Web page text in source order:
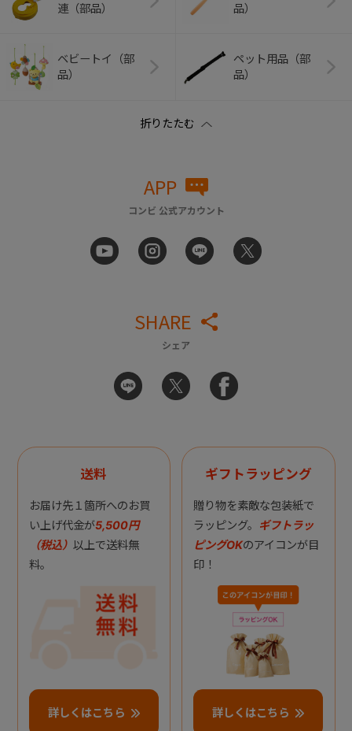
連（部品）
品）
ベビートイ（部
品）
ペット用品（部
品）
APP
コンビ 公式アカウント
SHARE
シェア
送料
お届け先１箇所へのお買
い上げ代金が5,500円
（税込） 以上で送料無
料。
詳しくはこちら
ギフトラッピング
贈り物を素敵な包装紙で
ラッピング。 ギフトラッ
ピングOKのアイコンが目
印！
詳しくはこちら